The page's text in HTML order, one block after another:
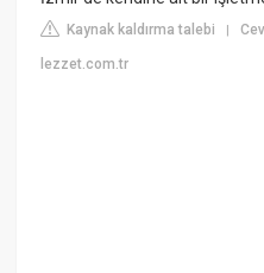
Kaynak kaldırma talebi |
lezzet.com.tr